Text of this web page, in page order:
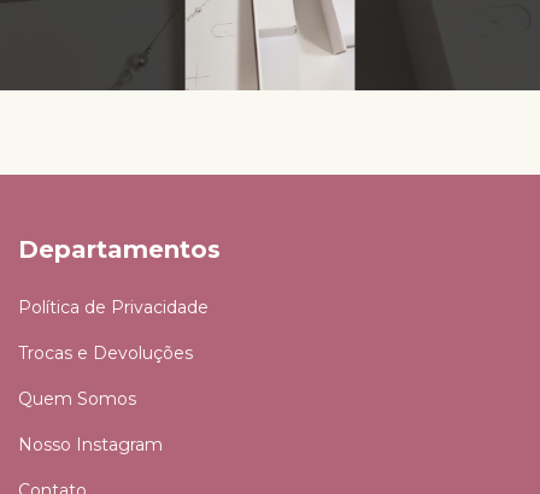
Departamentos
Política de Privacidade
Trocas e Devoluções
Quem Somos
Nosso Instagram